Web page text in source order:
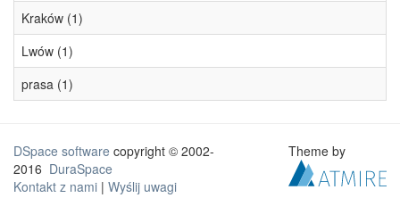
Kraków (1)
Lwów (1)
prasa (1)
DSpace software copyright © 2002-
2016 DuraSpace
Kontakt z nami | Wyślij uwagi
Theme by